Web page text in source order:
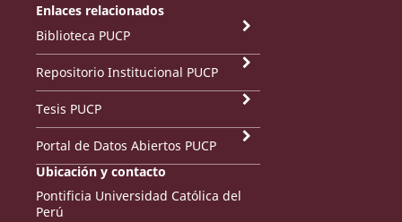
Enlaces relacionados
Biblioteca PUCP
Repositorio Institucional PUCP
Tesis PUCP
Portal de Datos Abiertos PUCP
Ubicación y contacto
Pontificia Universidad Católica del
Perú